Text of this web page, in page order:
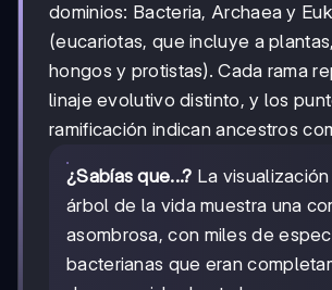
dominios: Bacteria, Archaea y
(eucariotas, que incluye a
hongos y protistas). Cada rama
linaje evolutivo distinto, y los
ramificación indican ancestros
¿Sabías que...? La
árbol de la vida muestra una
asombrosa, con miles de
bacterianas que eran